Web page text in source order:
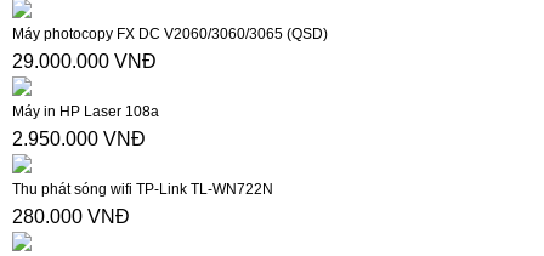
Máy photocopy FX DC V2060/3060/3065 (QSD)
29.000.000 VNĐ
Máy in HP Laser 108a
2.950.000 VNĐ
Thu phát sóng wifi TP-Link TL-WN722N
280.000 VNĐ